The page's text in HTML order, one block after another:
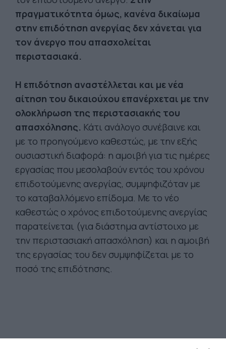
πραγματικότητα όμως, κανένα δικαίωμα
στην επιδότηση ανεργίας δεν χάνεται για
τον άνεργο που απασχολείται
περιστασιακά.
Η επιδότηση αναστέλλεται και με νέα
αίτηση του δικαιούχου επανέρχεται με την
ολοκλήρωση της περιστασιακής του
απασχόλησης. Κάτι ανάλογο συνέβαινε και
με το προηγούμενο καθεστώς, με την εξής
ουσιαστική διαφορά: η αμοιβή για τις ημέρες
εργασίας που μεσολαβούν εντός του χρόνου
επιδοτούμενης ανεργίας, συμψηφιζόταν με
το καταβαλλόμενο επίδομα. Με το νέο
καθεστώς ο χρόνος επιδοτούμενης ανεργίας
παρατείνεται (για διάστημα αντίστοιχο με
την περιστασιακή απασχόληση) και η αμοιβή
της εργασίας του δεν συμψηφίζεται με το
ποσό της επιδότησης.